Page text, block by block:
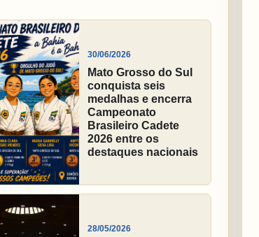
30/06/2026
Mato Grosso do Sul
conquista seis
medalhas e encerra
Campeonato
Brasileiro Cadete
2026 entre os
destaques nacionais
28/05/2026